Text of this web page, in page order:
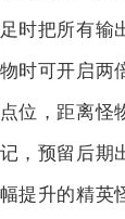
时把所有输
时可开启两
位，距离怪
，预留后期
提升的精英